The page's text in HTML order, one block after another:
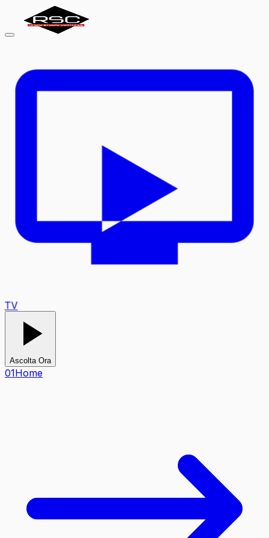
Ascolta Ora
01Home